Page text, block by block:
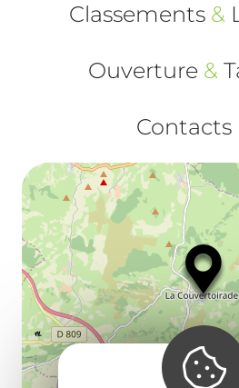
Classements &
Ouverture &
Contacts